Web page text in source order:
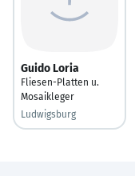
Guido Loria
Fliesen-Platten u.
Mosaikleger
Ludwigsburg